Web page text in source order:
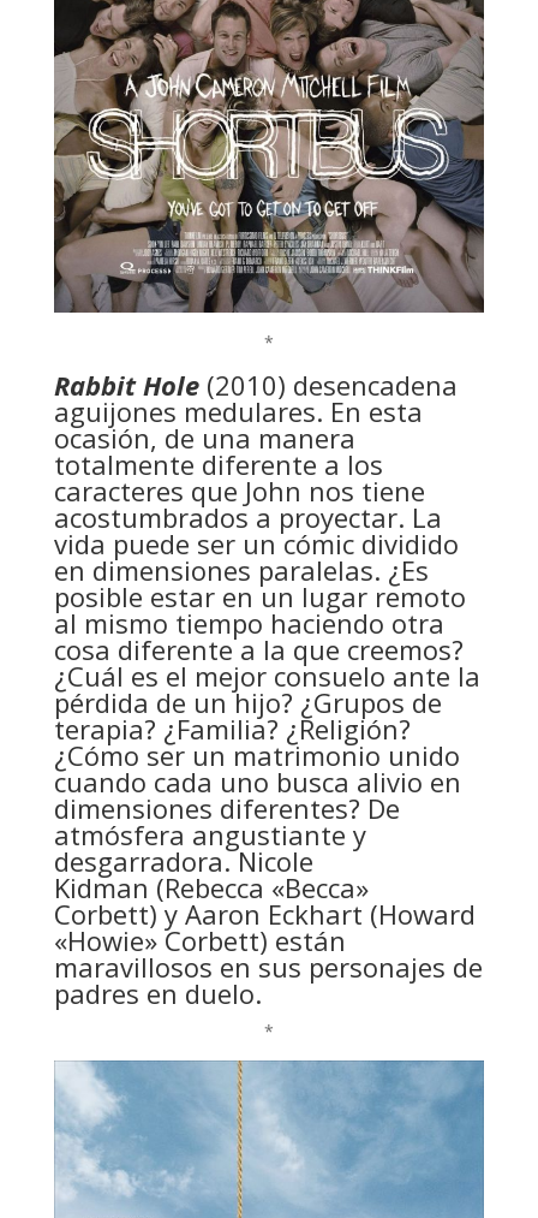
*
Rabbit Hole(2010) desencadena
aguijones medulares. En esta
ocasión, de una manera
totalmente diferente a los
caracteres que John nos tiene
acostumbrados a proyectar. La
vida puede ser un cómic dividido
en dimensiones paralelas. ¿Es
posible estar en un lugar remoto
al mismo tiempo haciendo otra
cosa diferente a la que creemos?
¿Cuál es el mejor consuelo ante la
pérdida de un hijo? ¿Grupos de
terapia? ¿Familia? ¿Religión?
¿Cómo ser un matrimonio unido
cuando cada uno busca alivio en
dimensiones diferentes? De
atmósfera angustiante y
desgarradora. Nicole
Kidman (Rebecca «Becca»
Corbett) y Aaron Eckhart (Howard
«Howie» Corbett) están
maravillosos en sus personajes de
padres en duelo.
*